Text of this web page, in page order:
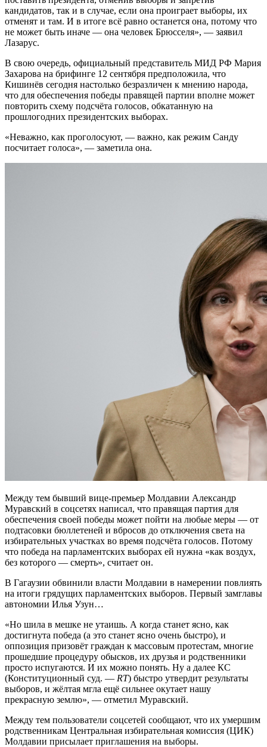
кандидатов, так и в случае, если она проиграет выборы, их
отменят и там. И в итоге всё равно останется она, потому что
не может быть иначе — она человек Брюсселя», — заявил
Лазарус.
В свою очередь, официальный представитель МИД РФ Мария
Захарова на брифинге 12 сентября предположила, что
Кишинёв сегодня настолько безразличен к мнению народа,
что для обеспечения победы правящей партии вполне может
повторить схему подсчёта голосов, обкатанную на
прошлогодних президентских выборах.
«Неважно, как проголосуют, — важно, как режим Санду
посчитает голоса», — заметила она.
Между тем бывший вице-премьер Молдавии Александр
Муравский в соцсетях написал, что правящая партия для
обеспечения своей победы может пойти на любые меры — от
подтасовки бюллетеней и вбросов до отключения света на
избирательных участках во время подсчёта голосов. Потому
что победа на парламентских выборах ей нужна «как воздух,
без которого — смерть», считает он.
В Гагаузии обвинили власти Молдавии в намерении повлиять
на итоги грядущих парламентских выборов. Первый замглавы
автономии Илья Узун…
«Но шила в мешке не утаишь. А когда станет ясно, как
достигнута победа (а это станет ясно очень быстро), и
оппозиция призовёт граждан к массовым протестам, многие
прошедшие процедуру обысков, их друзья и родственники
просто испугаются. И их можно понять. Ну а далее КС
(Конституционный суд. — RT) быстро утвердит результаты
выборов, и жёлтая мгла ещё сильнее окутает нашу
прекрасную землю», — отметил Муравский.
Между тем пользователи соцсетей сообщают, что их умершим
родственникам Центральная избирательная комиссия (ЦИК)
Молдавии присылает приглашения на выборы.